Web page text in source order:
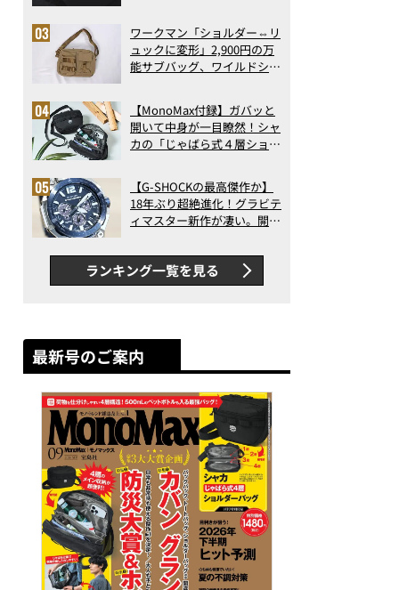
アの実力
ワークマン「ショルダー⇔リ
ュックに変形」2,900円の万
能サブバッグ、ワイルドシン
記事ランキングベスト3】
（2026年6月版）
【MonoMax付録】ガバッと
開いて中身が一目瞭然！シャ
カの「じゃばら式４層ショル
った！
【G-SHOCKの最高傑作か】
18年ぶり超絶進化！グラビテ
ィマスター新作が凄い。開発
新ムーブメントの衝撃
ランキング一覧を見る
最新号のご案内